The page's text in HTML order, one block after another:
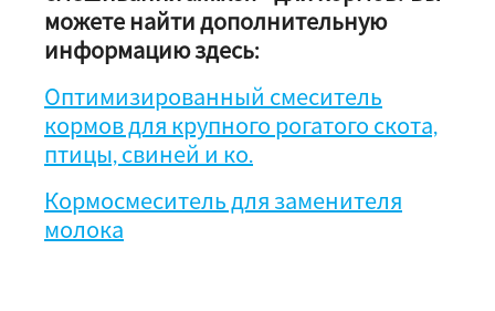
можете найти дополнительную
информацию здесь:
Оптимизированный смеситель
кормов для крупного рогатого скота,
птицы, свиней и ко.
Кормосмеситель для заменителя
молока